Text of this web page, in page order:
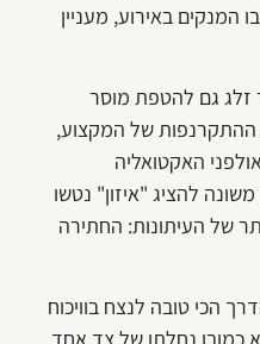
המנקים באירוע, מעניין
זלג גם להטפת מוסר
ההתקרנפות של המקצוע,
האקטואליה
להציג "איזון" נטשו
של העיתונות: החתירה
הכי טובה לנצח בוויכוח